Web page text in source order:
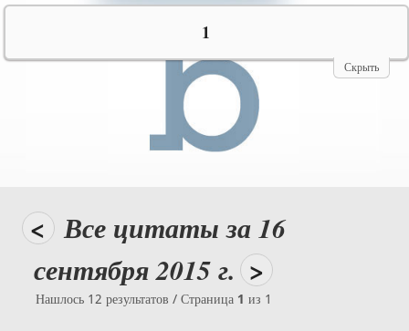
< Все цитаты за 16
сентября 2015 г. >
Нашлось 12 результатов / Страница 1 из 1
Скрыть
1